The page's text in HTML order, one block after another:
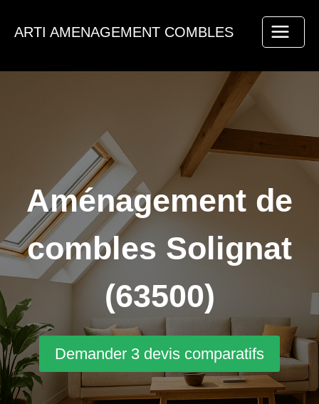
ARTI AMENAGEMENT COMBLES
Aménagement de
combles Solignat
(63500)
Demander 3 devis comparatifs